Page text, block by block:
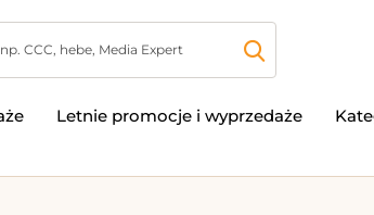
Letnie promocje i wyprzedaże